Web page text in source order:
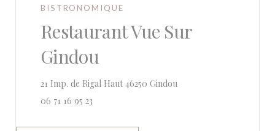
BISTRONOMIQUE
Restaurant Vue Sur
Gindou
21 Imp. de Rigal Haut 46250 Gindou
06 71 16 95 23